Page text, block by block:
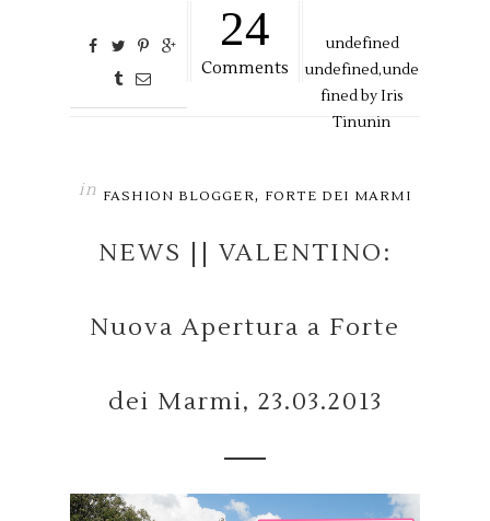
24
Comments
undefined
undefined,unde
fined byIris
Tinunin
in FASHION BLOGGER, FORTE DEI MARMI
NEWS || VALENTINO:
Nuova Apertura a Forte
dei Marmi, 23.03.2013